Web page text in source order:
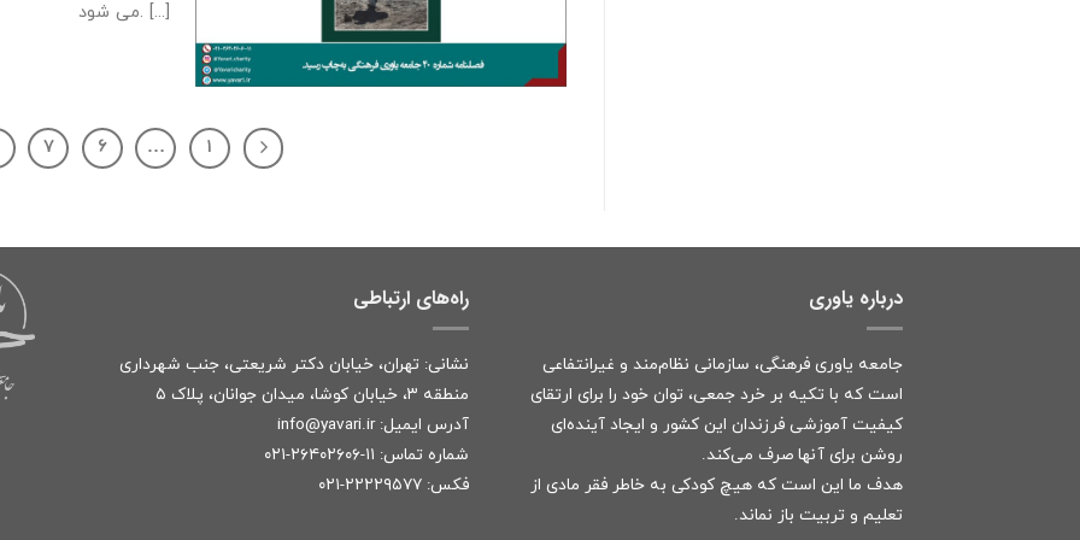
می شود. [...]
۱ … ۶ ۷
درباره یاوری
جامعه یاوری فرهنگی، سازمانی نظام‌مند و غیرانتفاعی
است که با تکیه بر خرد جمعی، توان خود را برای ارتقای
کیفیت آموزشی فرزندان این کشور و ایجاد آینده‌ای
روشن برای آنها صرف می‌کند.
هدف ما این است که هیچ کودکی به خاطر فقر مادی از
تعلیم و تربیت باز نماند.
راه‌های ارتباطی
نشانی: تهران، خیابان دکتر شریعتی، جنب شهرداری
منطقه ۳، خیابان کوشا، میدان جوانان، پلاک ۵
آدرس ایمیل: info@yavari.ir
شماره تماس: ۱۱-۲۶۴۰۲۶۰۶-۰۲۱
فکس: ۲۲۲۲۹۵۷۷-۰۲۱